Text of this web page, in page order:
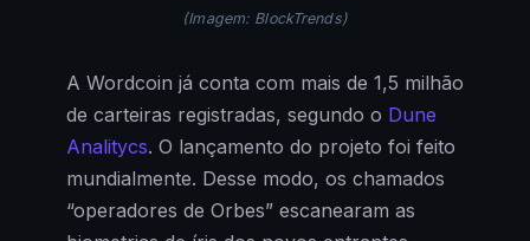
(Imagem: BlockTrends)
A Wordcoin já conta com mais de 1,5 milhão
de carteiras registradas, segundo o Dune
Analitycs. O lançamento do projeto foi feito
mundialmente. Desse modo, os chamados
“operadores de Orbes” escanearam as